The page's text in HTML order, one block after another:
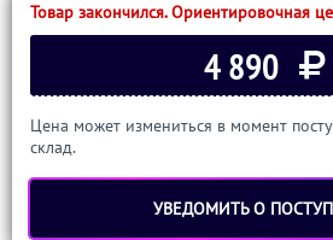
Товар закончился. Ориентировочная
4 890
Цена может измениться в момент
склад.
УВЕДОМИТЬ О